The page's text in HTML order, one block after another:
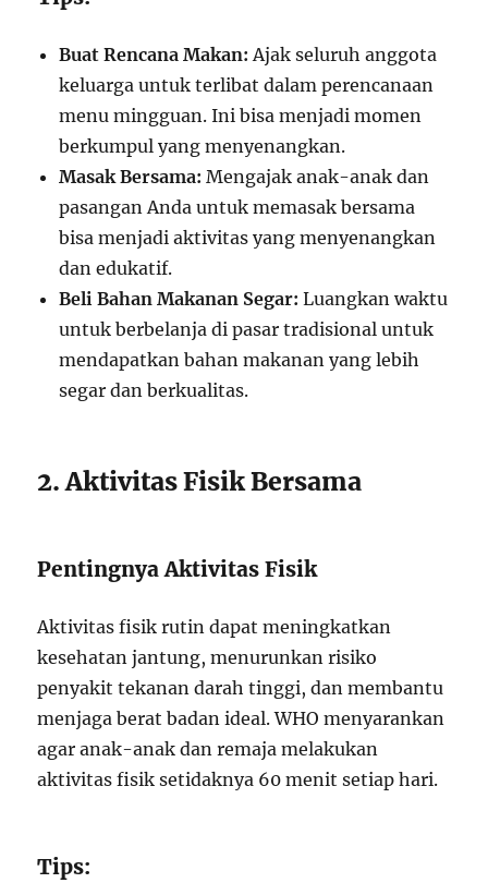
Buat Rencana Makan: Ajak seluruh anggota
keluarga untuk terlibat dalam perencanaan
menu mingguan. Ini bisa menjadi momen
berkumpul yang menyenangkan.
Masak Bersama: Mengajak anak-anak dan
pasangan Anda untuk memasak bersama
bisa menjadi aktivitas yang menyenangkan
dan edukatif.
Beli Bahan Makanan Segar: Luangkan waktu
untuk berbelanja di pasar tradisional untuk
mendapatkan bahan makanan yang lebih
segar dan berkualitas.
2. Aktivitas Fisik Bersama
Pentingnya Aktivitas Fisik
Aktivitas fisik rutin dapat meningkatkan
kesehatan jantung, menurunkan risiko
penyakit tekanan darah tinggi, dan membantu
menjaga berat badan ideal. WHO menyarankan
agar anak-anak dan remaja melakukan
aktivitas fisik setidaknya 60 menit setiap hari.
Tips: